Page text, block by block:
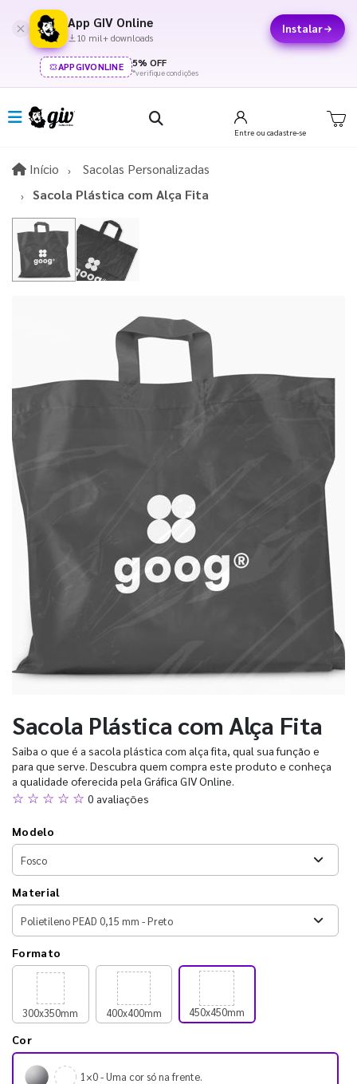
App GIV Online
10 mil+ downloads
Instalar
APPGIVONLINE 5% OFF
*verifique condições
Entre ou cadastre-se
Início InícioSacolas Personalizadas
Sacola Plástica com Alça Fita
Sacola Plástica com Alça Fita
Saiba o que é a sacola plástica com alça fita, qual sua função e
para que serve. Descubra quem compra este produto e conheça
a qualidade oferecida pela Gráfica GIV Online.
☆ ☆ ☆ ☆ ☆ 0 avaliações
Modelo
Material
Formato
300x350mm 400x400mm 450x450mm
Cor
1×0 - Uma cor só na frente.